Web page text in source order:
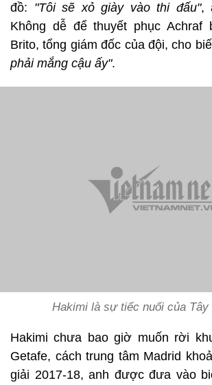
đồ: "Tôi sẽ xỏ giày vào thi đấu",
Không dễ để thuyết phục Achraf
Brito, tổng giám đốc của đội, cho
phải mắng cậu ấy".
Hakimi là sự tiếc nuối của Tây
Hakimi chưa bao giờ muốn rời
Getafe, cách trung tâm Madrid
giải 2017-18, anh được đưa vào